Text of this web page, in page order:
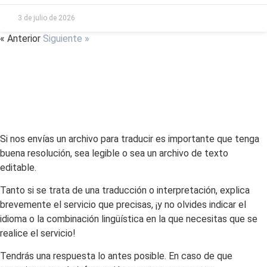
3 de julio de 2026
« Anterior Siguiente »
Si nos envías un archivo para traducir es importante que tenga
buena resolución, sea legible o sea un archivo de texto
editable.
Tanto si se trata de una traducción o interpretación, explica
brevemente el servicio que precisas, ¡y no olvides indicar el
idioma o la combinación lingüística en la que necesitas que se
realice el servicio!
Tendrás una respuesta lo antes posible. En caso de que